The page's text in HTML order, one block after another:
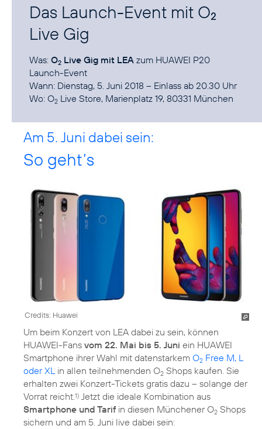
Das Launch-Event mit O2
Live Gig
Was: O2 Live Gig mit LEA zum HUAWEI P20
Launch-Event
Wann: Dienstag, 5. Juni 2018 – Einlass ab 20.30 Uhr
Wo: O2 Live Store, Marienplatz 19, 80331 München
Am 5. Juni dabei sein:
So geht’s
Credits: Huawei
Um beim Konzert von LEA dabei zu sein, können
HUAWEI-Fans vom 22. Mai bis 5. Juni ein HUAWEI
Smartphone ihrer Wahl mit datenstarkem O2 Free M, L
oder XLin allen teilnehmenden O2 Shops kaufen. Sie
erhalten zwei Konzert-Tickets gratis dazu – solange der
Vorrat reicht.1) Jetzt die ideale Kombination aus
Smartphone und Tarif in diesen Münchener O2 Shops
sichern und am 5. Juni live dabei sein: